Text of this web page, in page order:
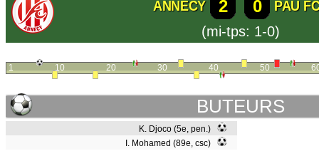
ANNECY 2 0
PAU
(mi-tps: 1-0)
1 10 20 30 40 50
BUTEURS
K. Djoco (5e, pen.)
I. Mohamed (89e, csc)